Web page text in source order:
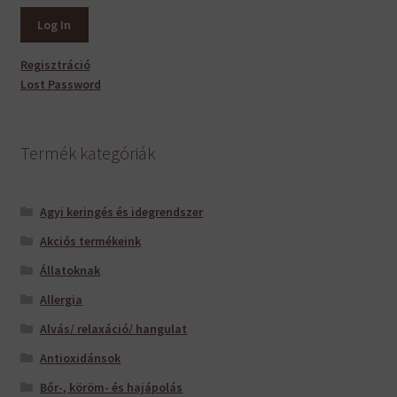
Regisztráció
Lost Password
Termék kategóriák
Agyi keringés és idegrendszer
Akciós termékeink
Állatoknak
Allergia
Alvás/ relaxáció/ hangulat
Antioxidánsok
Bőr-, köröm- és hajápolás